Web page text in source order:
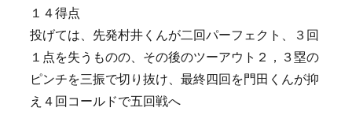
１４得点
投げては、先発村井くんが二回パーフェクト、３回
１点を失うものの、その後のツーアウト２，３塁の
ピンチを三振で切り抜け、最終四回を門田くんが抑
え４回コールドで五回戦へ